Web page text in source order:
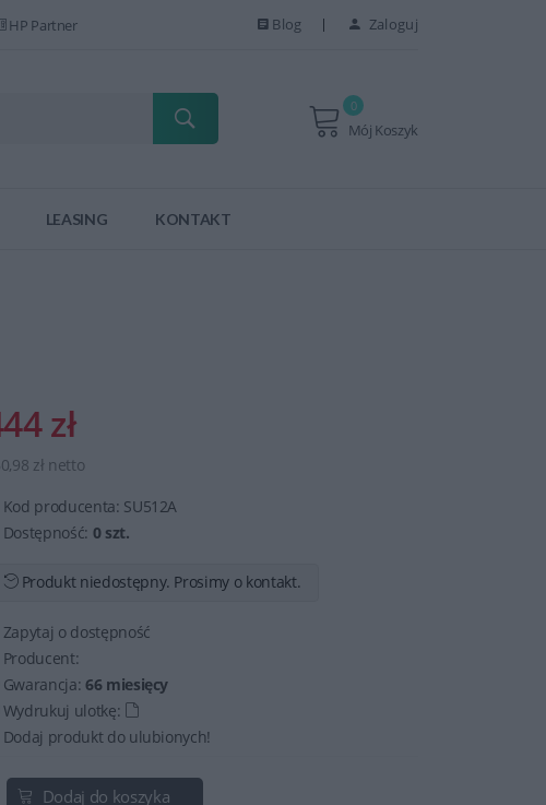
HP Partner Blog Zaloguj
Mój Koszyk
0
LEASING KONTAKT
zł
zł netto
Kod producenta: SU512A
Dostępność: 0 szt.
Produkt niedostępny. Prosimy o kontakt.
Zapytaj o dostępność
Producent:
Gwarancja: 66 miesięcy
Wydrukuj ulotkę:
Dodaj produkt do ulubionych!
Dodaj do koszyka